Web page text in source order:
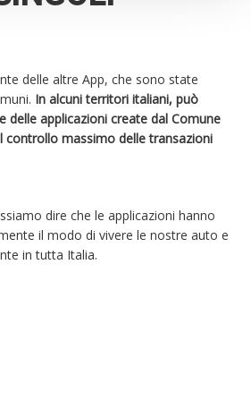
delle altre App, che sono state
In alcuni territori italiani, può
delle applicazioni create dal Comune
controllo massimo delle transazioni
dire che le applicazioni hanno
il modo di vivere le nostre auto e
in tutta Italia.